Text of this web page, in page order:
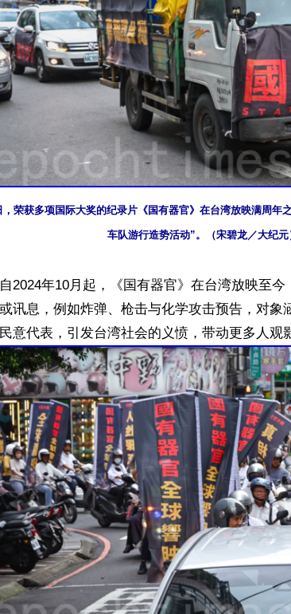
，荣获多项国际大奖的纪录片《国有器官》在台湾放映满周年
车队游行造势活动”。（宋碧龙／大纪元
2024年10月起，《国有器官》在台湾放映至
讯息，例如炸弹、枪击与化学攻击预告，对象